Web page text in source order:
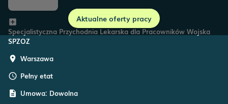
Aktualne oferty pracy
add_box
Specjalistyczna Przychodnia Lekarska dla Pracowników Wojska
SPZOZ
room Warszawa
schedule Pełny etat
description Umowa: Dowolna